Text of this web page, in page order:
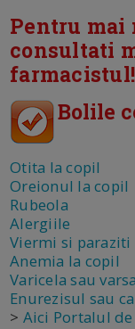
Pentru mai
consultati
farmacistul!
Bolile
Otita la copil
Oreionul la copil
Rubeola
Alergiile
Viermi si paraziti
Anemia la copil
Varicela sau
Enurezisul sau
> Aici Portalul